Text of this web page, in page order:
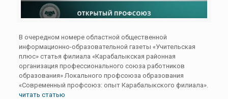
В очередном номере областной общественной
информационно-образовательной газеты «Учительская
плюс» статья филиала «Карабалыкская районная
организация профессионального союза работников
образования» Локального профсоюза образования
«Современный профсоюз: опыт Карабалыкского филиала».
читать статью